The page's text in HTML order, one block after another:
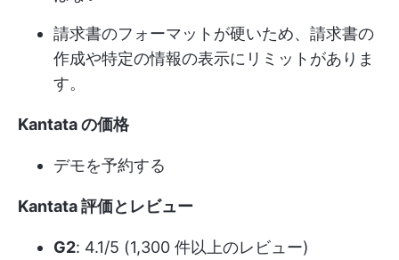
請求書のフォーマットが硬いため、請求書の
作成や特定の情報の表示にリミットがありま
す。
Kantata の価格
デモを予約する
Kantata 評価とレビュー
G2: 4.1/5 (1,300 件以上のレビュー)